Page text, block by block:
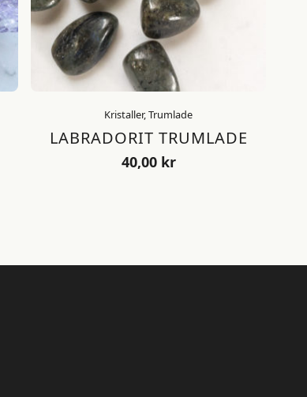
Kristaller, Trumlade
LABRADORIT TRUMLADE
40,00 kr